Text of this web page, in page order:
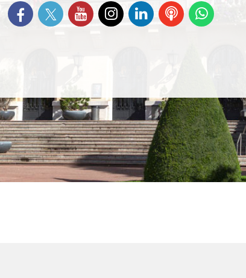
Retrouvez-nous sur Facebook
Suivez-nous sur Twitter
Suivez-nous sur YouTube
Suivez-nous sur
Instagram
Retrouvez-nous
sur Linkedin
Ecoutez
nos